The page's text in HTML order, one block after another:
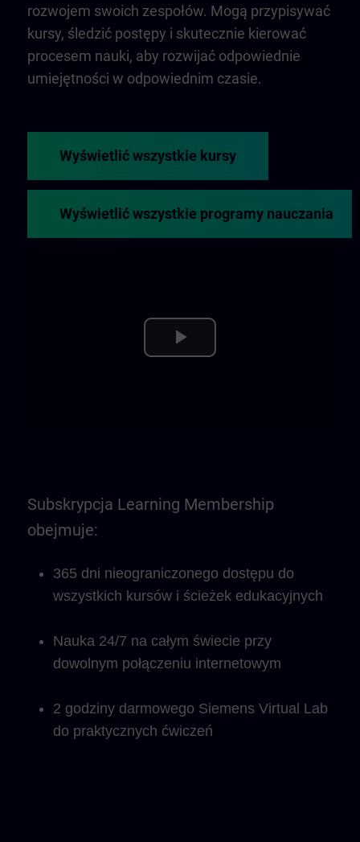
rozwojem swoich zespołów. Mogą przypisywać
kursy, śledzić postępy i skutecznie kierować
procesem nauki, aby rozwijać odpowiednie
umiejętności w odpowiednim czasie.
Wyświetlić wszystkie kursy
Wyświetlić wszystkie programy nauczania
Play
Subskrypcja Learning Membership
obejmuje:
365 dni nieograniczonego dostępu do
wszystkich kursów i ścieżek edukacyjnych
Nauka 24/7 na całym świecie przy
dowolnym połączeniu internetowym
2 godziny darmowego Siemens Virtual Lab
do praktycznych ćwiczeń